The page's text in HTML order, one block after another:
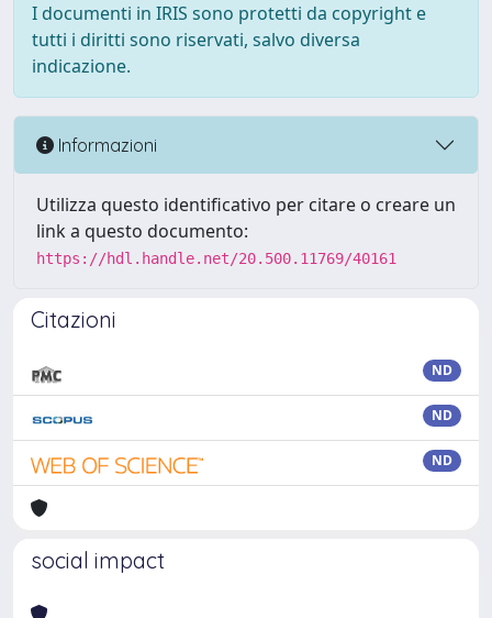
I documenti in IRIS sono protetti da copyright e
tutti i diritti sono riservati, salvo diversa
indicazione.
Informazioni
Utilizza questo identificativo per citare o creare un
link a questo documento:
https://hdl.handle.net/20.500.11769/40161
Citazioni
ND
ND
ND
social impact